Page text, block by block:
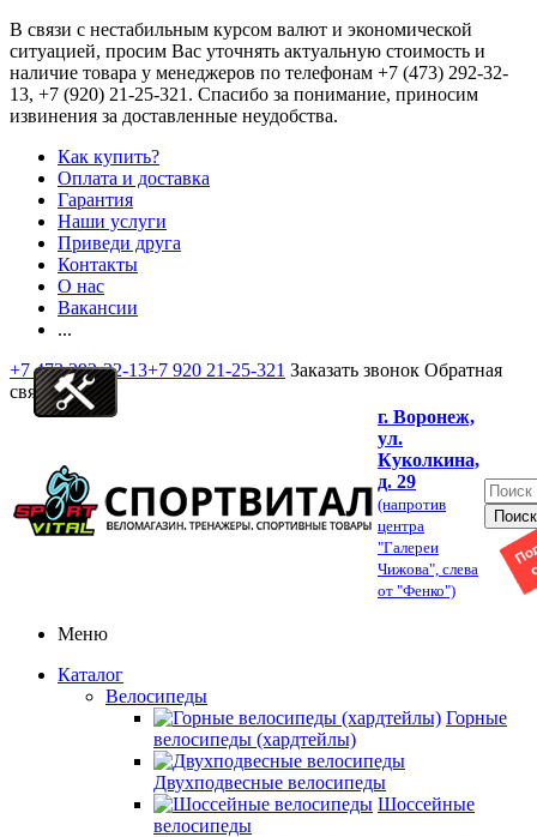
В связи с нестабильным курсом валют и экономической
ситуацией, просим Вас уточнять актуальную стоимость и
наличие товара у менеджеров по телефонам +7 (473) 292-32-
13, +7 (920) 21-25-321 . Спасибо за понимание, приносим
извинения за доставленные неудобства.
Как купить?
Оплата и доставка
Гарантия
Наши услуги
Приведи друга
Контакты
О нас
Вакансии
...
+7 473 292-32-13+7 920 21-25-321 Заказать звонок Обратная
связь
г. Воронеж,
ул.
Куколкина,
д. 29
(напротив
центра
"Галереи
Чижова", слева
от "Фенко")
Меню
Каталог
Велосипеды
Горные
велосипеды (хардтейлы)
Двухподвесные велосипеды
Шоссейные
велосипеды